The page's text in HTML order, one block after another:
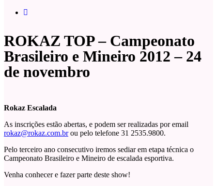
ROKAZ TOP – Campeonato
Brasileiro e Mineiro 2012 – 24
de novembro
Rokaz Escalada
As inscrições estão abertas, e podem ser realizadas por email
rokaz@rokaz.com.brou pelo telefone 31 2535.9800.
Pelo terceiro ano consecutivo iremos sediar em etapa técnica o
Campeonato Brasileiro e Mineiro de escalada esportiva.
Venha conhecer e fazer parte deste show!